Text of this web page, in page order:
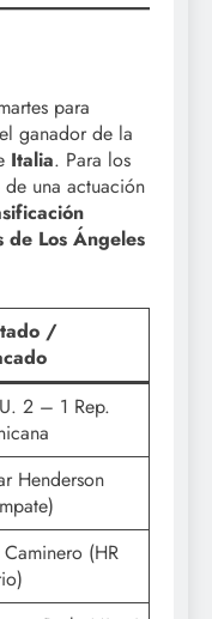
para
ganador de la
Italia. Para los
una actuación
de Los Ángeles
/
2 – 1 Rep.
Henderson
Caminero (HR